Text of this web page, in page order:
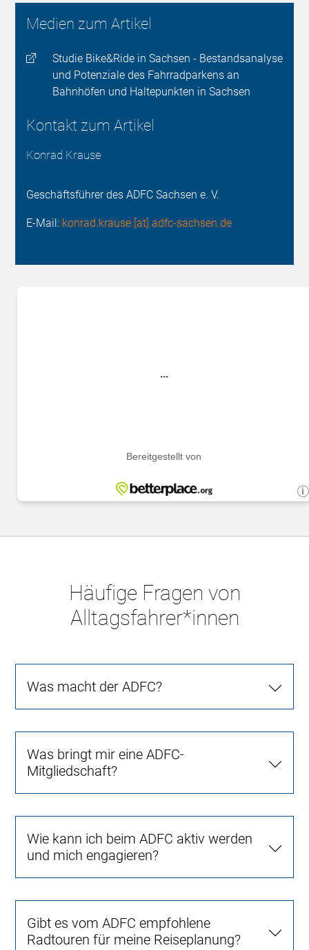
Medien zum Artikel
Studie Bike&Ride in Sachsen - Bestandsanalyse
und Potenziale des Fahrradparkens an
Bahnhöfen und Haltepunkten in Sachsen
Kontakt zum Artikel
Konrad Krause
Geschäftsführer des ADFC Sachsen e. V.
E-Mail: konrad.krause [at] adfc-sachsen.de
Häufige Fragen von
Alltagsfahrer*innen
Was macht der ADFC?
Was bringt mir eine ADFC-
Mitgliedschaft?
Wie kann ich beim ADFC aktiv werden
und mich engagieren?
Gibt es vom ADFC empfohlene
Radtouren für meine Reiseplanung?